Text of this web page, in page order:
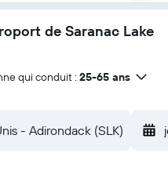
de Saranac Lake
qui conduit : 25-65 ans
- Adirondack (SLK)